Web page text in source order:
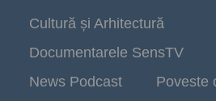
Cultură și Arhitectură
Documentarele SensTV
News Podcast
Poveste